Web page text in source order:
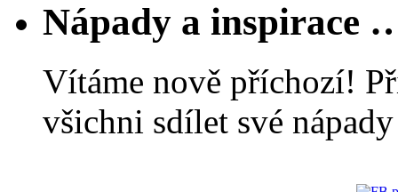
Nápady a inspirace
Vítáme nově příchozí!
všichni sdílet své